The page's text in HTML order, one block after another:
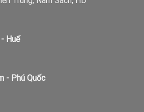
Huế
- Phú Quốc